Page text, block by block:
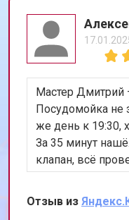
Замена датчика соли
Замена заливного
Замена расходомера
Замена разбрызгивателя
Замена пускового
циркуляционного насоса
Замена проточного
нагревательного
Мастер Дмитрий
Посудомойка не
же день к 19:30,
За 35 минут
клапан, всё
Теперь работает
Сохранил номер,
Отзыв из